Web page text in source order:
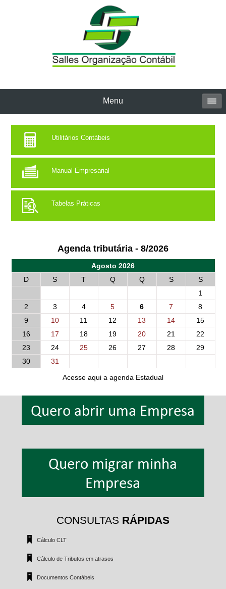
Menu
Utilitários Contábeis
Manual Empresarial
Tabelas Práticas
Agenda tributária - 8/2026
Agosto 2026
D
S T Q Q S
S
1
2
3 4 5 6 7
8
9
10 11 12 13 14
15
16
17 18 19 20 21
22
23
24 25 26 27 28
29
30
31
Acesse aqui a agenda Estadual
Quero abrir uma Empresa
Quero migrar minha
Empresa
CONSULTAS RÁPIDAS
Cálculo CLT
Cálculo de Tributos em atrasos
Documentos Contábeis